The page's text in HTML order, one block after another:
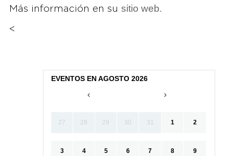
Más información en su sitio web.
<
EVENTOS EN AGOSTO 2026
27 28 29 30 31 1 2
3 4 5 6 7 8 9